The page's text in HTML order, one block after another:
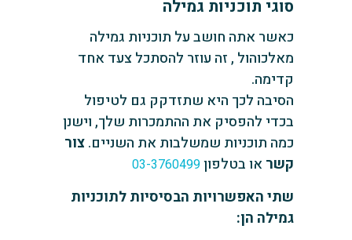
סוגי תוכניות גמילה
כאשר אתה חושב על תוכניות גמילה
מאלכוהול , זה עוזר להסתכל צעד אחד
קדימה.
הסיבה לכך היא שתזדקק גם לטיפול
בכדי להפסיק את ההתמכרות שלך, וישנן
כמה תוכניות שמשלבות את השניים.צור
קשראו בטלפון03-3760499
שתי האפשרויות הבסיסיות לתוכניות
גמילה הן: